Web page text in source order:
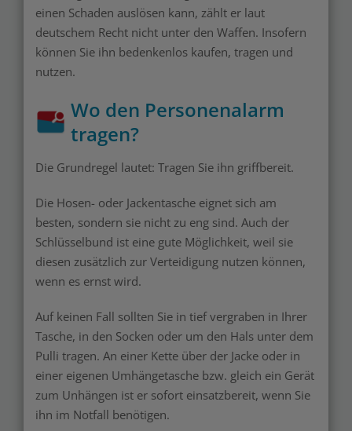
einen Schaden auslösen kann, zählt er laut
deutschem Recht nicht unter den Waffen. Insofern
können Sie ihn bedenkenlos kaufen, tragen und
nutzen.
Wo den Personenalarm
tragen?
Die Grundregel lautet: Tragen Sie ihn griffbereit.
Die Hosen- oder Jackentasche eignet sich am
besten, sondern sie nicht zu eng sind. Auch der
Schlüsselbund ist eine gute Möglichkeit, weil sie
diesen zusätzlich zur Verteidigung nutzen können,
wenn es ernst wird.
Auf keinen Fall sollten Sie in tief vergraben in Ihrer
Tasche, in den Socken oder um den Hals unter dem
Pulli tragen. An einer Kette über der Jacke oder in
einer eigenen Umhängetasche bzw. gleich ein Gerät
zum Unhängen ist er sofort einsatzbereit, wenn Sie
ihn im Notfall benötigen.